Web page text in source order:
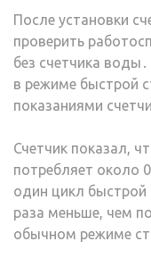
После установки
проверить
без счетчика
в режиме быстрой
показаниями
Счетчик показал,
потребляет около
один цикл быстрой
раза меньше, чем
обычном режиме